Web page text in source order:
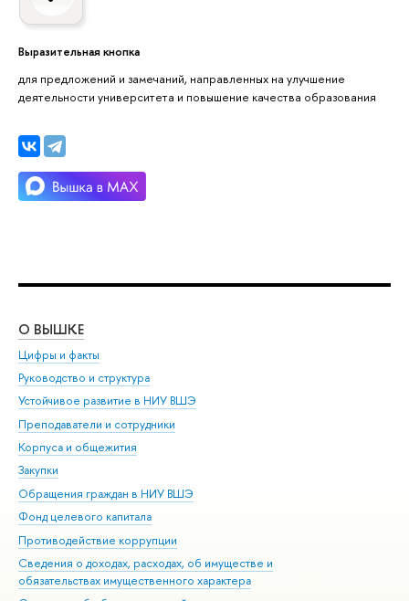
Выразительная кнопка
для предложений и замечаний, направленных на улучшение
деятельности университета и повышение качества образования
О ВЫШКЕ
Цифры и факты
Руководство и структура
Устойчивое развитие в НИУ ВШЭ
Преподаватели и сотрудники
Корпуса и общежития
Закупки
Обращения граждан в НИУ ВШЭ
Фонд целевого капитала
Противодействие коррупции
Сведения о доходах, расходах, об имуществе и
обязательствах имущественного характера